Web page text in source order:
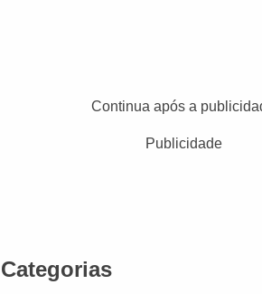
Continua após a
Publicidade
Categorias